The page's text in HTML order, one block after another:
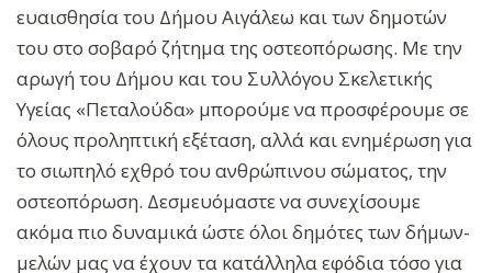
ευαισθησία του Δήμου Αιγάλεω και των δημοτών
του στο σοβαρό ζήτημα της οστεοπόρωσης. Με την
αρωγή του Δήμου και του Συλλόγου Σκελετικής
Υγείας «Πεταλούδα» μπορούμε να προσφέρουμε σε
όλους προληπτική εξέταση, αλλά και ενημέρωση για
το σιωπηλό εχθρό του ανθρώπινου σώματος, την
οστεοπόρωση. Δεσμευόμαστε να συνεχίσουμε
ακόμα πιο δυναμικά ώστε όλοι δημότες των δήμων-
μελών μας να έχουν τα κατάλληλα εφόδια τόσο για